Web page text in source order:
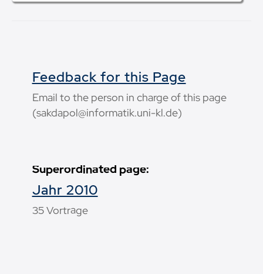
Superordinated page:
Jahr 2010
35 Vorträge
Feedback for this Page
Email to the person in charge of this page
(sakdapol@informatik.uni-kl.de)